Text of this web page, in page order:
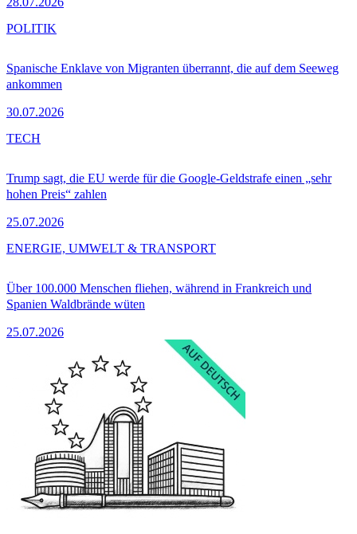
Spanische Enklave von Migranten überrannt, die auf dem Seeweg
ankommen
30.07.2026
POLITIK
Trump sagt, die EU werde für die Google-Geldstrafe einen „sehr
hohen Preis“ zahlen
25.07.2026
TECH
Über 100.000 Menschen fliehen, während in Frankreich und
Spanien Waldbrände wüten
25.07.2026
ENERGIE, UMWELT & TRANSPORT